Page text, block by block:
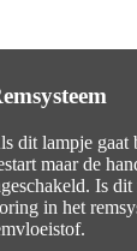
dit lampje gaat
maar de
Is
in het